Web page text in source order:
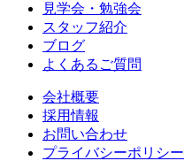
見学会・勉強会
スタッフ紹介
ブログ
よくあるご質問
会社概要
採用情報
お問い合わせ
プライバシーポリシー